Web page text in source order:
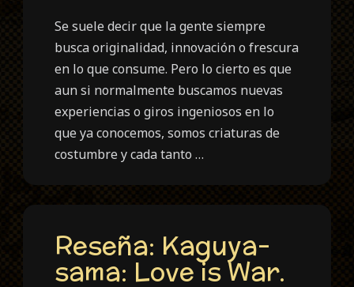
Se suele decir que la gente siempre
busca originalidad, innovación o frescura
en lo que consume. Pero lo cierto es que
aun si normalmente buscamos nuevas
experiencias o giros ingeniosos en lo
que ya conocemos, somos criaturas de
costumbre y cada tanto …
Reseña: Kaguya-
sama: Love is War.